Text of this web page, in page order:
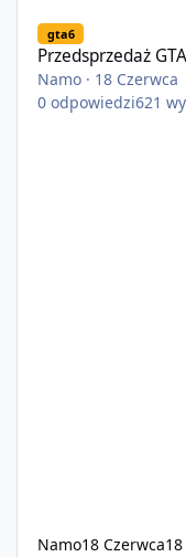
gta6
Przedsprzedaż
Namo · 18 Czerwca
0 odpowiedzi621
Namo18 Czerwca